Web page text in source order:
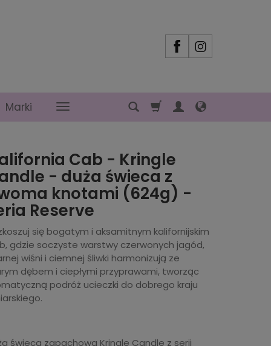
Marki
Cab - Kringle
- duża świeca z
knotami (624g) -
Reserve
się bogatym i aksamitnym kalifornijskim
gdzie soczyste warstwy czerwonych jagód,
wiśni i ciemnej śliwki harmonizują ze
dębem i ciepłymi przyprawami, tworząc
podróż ucieczki do dobrego kraju
świeca zapachowa Kringle Candle z serii